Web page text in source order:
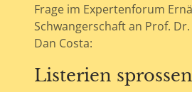
Frage im Expertenforum
Schwangerschaft an Prof.
Dan Costa:
Listerien sprossen